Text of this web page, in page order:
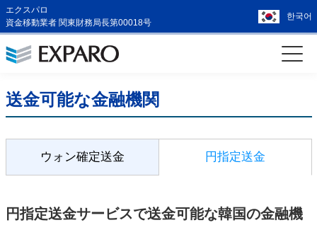
エクスパロ
資金移動業者 関東財務局長第00018号
한국어
送金可能な金融機関
ウォン確定送金 円指定送金
円指定送金サービスで送金可能な韓国の金融機